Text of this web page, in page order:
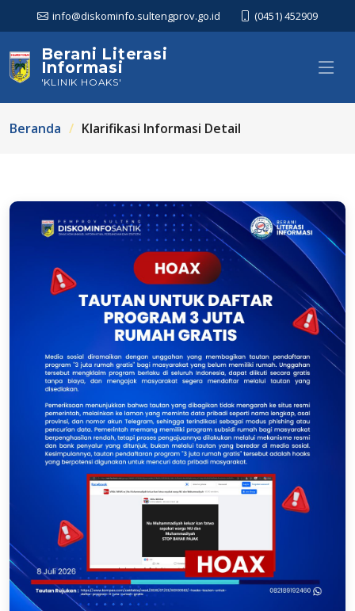
info@diskominfo.sultengprov.go.id (0451) 452909
Berani Literasi
Informasi
'KLINIK HOAKS'
Beranda Klarifikasi Informasi Detail